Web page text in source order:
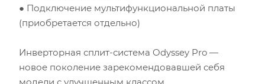
● Подключение мультифункциональной платы
(приобретается отдельно)
Инверторная сплит-система Odyssey Pro —
новое поколение зарекомендовавшей себя
Количество телевизоров
Мощность остальной бытовой техники, Вт